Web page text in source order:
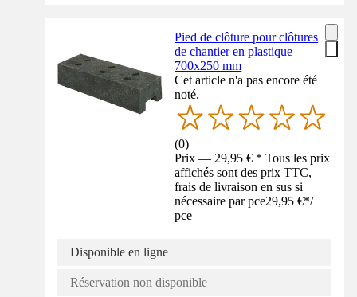
Pied de clôture pour clôtures
de chantier en plastique
700x250 mm
Cet article n'a pas encore été
noté.
(0)
Prix — 29,95 € * Tous les prix
affichés sont des prix TTC,
frais de livraison en sus si
nécessaire par pce29,95 €*/
pce
Disponible en ligne
Réservation non disponible